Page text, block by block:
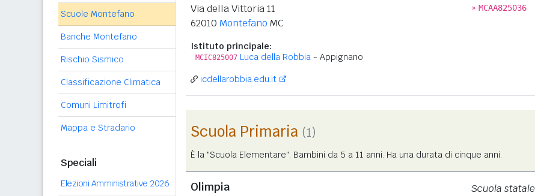
Scuole Montefano
Banche Montefano
Rischio Sismico
Classificazione Climatica
Comuni Limitrofi
Mappa e Stradario
Speciali
Elezioni Amministrative 2026
Via della Vittoria 11
62010 Montefano MC
Istituto principale:
MCIC825007 Luca della Robbia - Appignano
» MCAA825036
icdellarobbia.edu.it
Scuola Primaria (1)
È la "Scuola Elementare". Bambini da 5 a 11 anni. Ha una durata di cinque anni.
Olimpia
Scuola statale